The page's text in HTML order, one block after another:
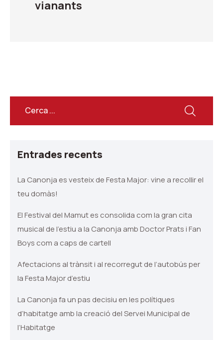
vianants
Entrades recents
La Canonja es vesteix de Festa Major: vine a recollir el
teu domàs!
El Festival del Mamut es consolida com la gran cita
musical de l’estiu a la Canonja amb Doctor Prats i Fan
Boys com a caps de cartell
Afectacions al trànsit i al recorregut de l’autobús per
la Festa Major d’estiu
La Canonja fa un pas decisiu en les polítiques
d’habitatge amb la creació del Servei Municipal de
l’Habitatge